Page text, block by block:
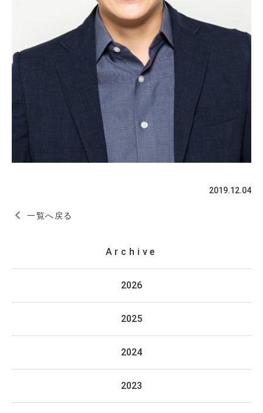
2019.12.04
一覧へ戻る
Archive
2026
2025
2024
2023